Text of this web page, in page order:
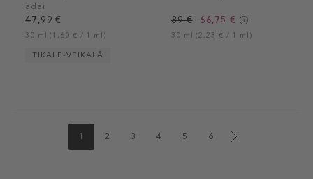
ādai
47,99 €
30 ml (1,60 € / 1 ml)
TIKAI E-VEIKALĀ
89 € 66,75 €
30 ml (2,23 € / 1 ml)
1 2 3 4 5 6